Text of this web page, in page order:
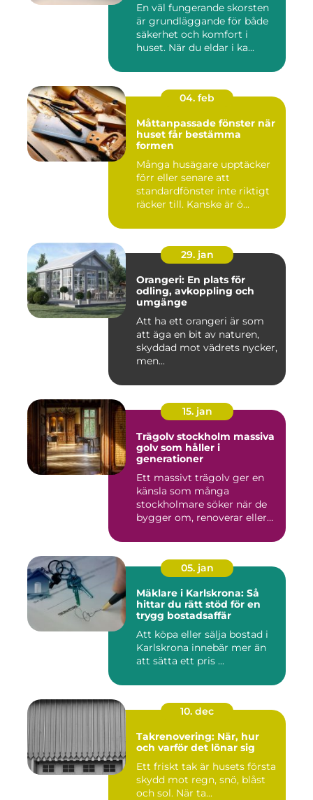
En väl fungerande skorsten
är grundläggande för både
säkerhet och komfort i
huset. När du eldar i ka...
04. feb
Måttanpassade fönster när
huset får bestämma
formen
Många husägare upptäcker
förr eller senare att
standardfönster inte riktigt
räcker till. Kanske är ö...
29. jan
Orangeri: En plats för
odling, avkoppling och
umgänge
Att ha ett orangeri är som
att äga en bit av naturen,
skyddad mot vädrets nycker,
men...
15. jan
Trägolv stockholm massiva
golv som håller i
generationer
Ett massivt trägolv ger en
känsla som många
stockholmare söker när de
bygger om, renoverar eller
05. jan
Mäklare i Karlskrona: Så
hittar du rätt stöd för en
trygg bostadsaffär
Att köpa eller sälja bostad i
Karlskrona innebär mer än
att sätta ett pris ...
10. dec
Takrenovering: När, hur
och varför det lönar sig
Ett friskt tak är husets första
skydd mot regn, snö, blåst
och sol. När ta...